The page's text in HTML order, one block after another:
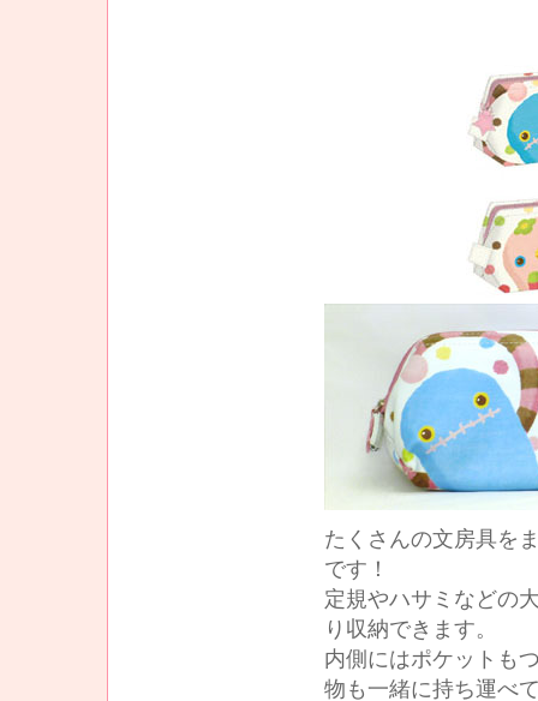
たくさんの文房具を
です！
定規やハサミなどの
り収納できます。
内側にはポケットも
物も一緒に持ち運べ